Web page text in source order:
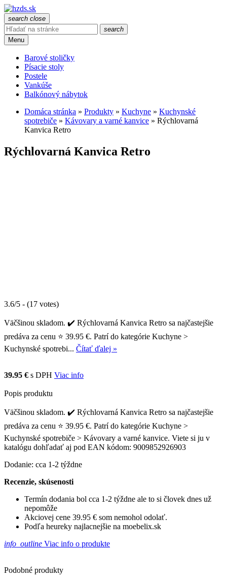
search close
search
Menu
Barové stoličky
Písacie stoly
Postele
Vankúše
Balkónový nábytok
Domáca stránka » Produkty » Kuchyne » Kuchynské
spotrebiče » Kávovary a varné kanvice » Rýchlovarná
Kanvica Retro
Rýchlovarná Kanvica Retro
3.6/5 - (17 votes)
Väčšinou skladom. ✔️ Rýchlovarná Kanvica Retro sa najčastejšie
predáva za cenu ⭐ 39.95 €. Patrí do kategórie Kuchyne >
Kuchynské spotrebi... Čítať ďalej »
39.95 € s DPH Viac info
Popis produktu
Väčšinou skladom. ✔️ Rýchlovarná Kanvica Retro sa najčastejšie
predáva za cenu ⭐ 39.95 €. Patrí do kategórie Kuchyne >
Kuchynské spotrebiče > Kávovary a varné kanvice. Viete si ju v
katalógu dohľadať aj pod EAN kódom: 9009852926903
Dodanie: cca 1-2 týždne
Recenzie, skúsenosti
Termín dodania bol cca 1-2 týždne ale to si človek dnes už
nepomôže
Akciovej cene 39.95 € som nemohol odolať.
Podľa heureky najlacnejšie na moebelix.sk
info_outline Viac info o produkte
Podobné produkty